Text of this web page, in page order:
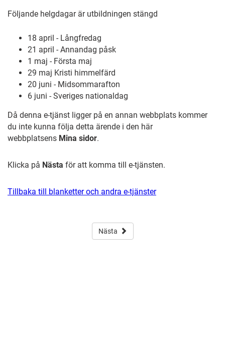
Följande helgdagar är utbildningen stängd
18 april - Långfredag
21 april - Annandag påsk
1 maj - Första maj
29 maj Kristi himmelfärd
20 juni - Midsommarafton
6 juni - Sveriges nationaldag
Då denna e-tjänst ligger på en annan webbplats kommer
du inte kunna följa detta ärende i den här
webbplatsens Mina sidor.
Klicka på Nästa för att komma till e-tjänsten.
Tillbaka till blanketter och andra e-tjänster
Nästa